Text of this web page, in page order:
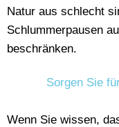
Natur aus schlecht
Schlummerpausen
beschränken.
Sorgen Sie
Wenn Sie wissen,